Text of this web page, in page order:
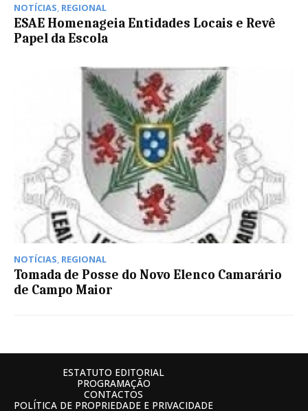
NOTÍCIAS, REGIONAL
ESAE Homenageia Entidades Locais e Revê
Papel da Escola
NOTÍCIAS, REGIONAL
Tomada de Posse do Novo Elenco Camarário
de Campo Maior
ESTATUTO EDITORIAL
PROGRAMAÇÃO
CONTACTOS
POLÍTICA DE PROPRIEDADE E PRIVACIDADE